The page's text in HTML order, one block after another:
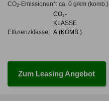
CO2-Emissionen*: ca. 0 g/km(komb.)
Effizienzklasse:
CO₂-
KLASSE
A (KOMB.)
Zum Leasing Angebot